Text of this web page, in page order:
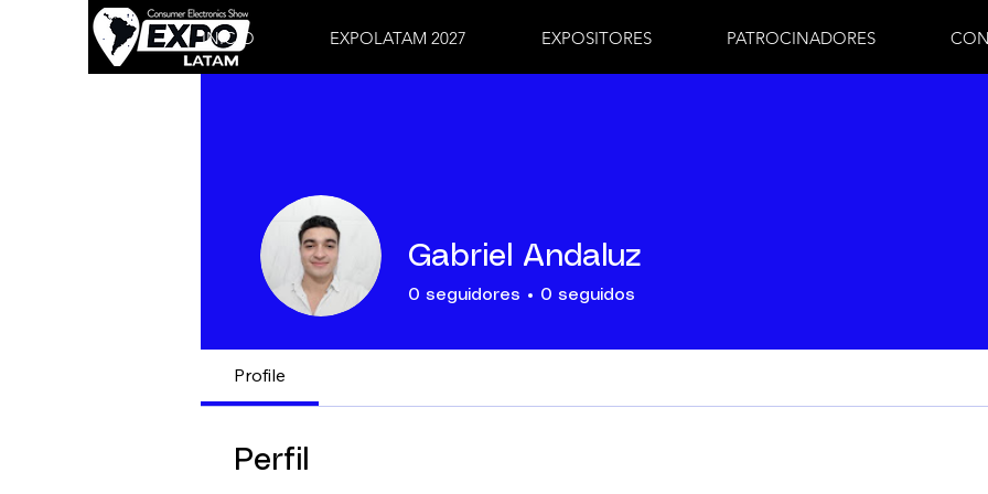
INICIO EXPOLATAM 2027 EXPOSITORES PATROCINADORES
Gabriel Andaluz
0 seguidores 0 seguidos
Profile
Perfil